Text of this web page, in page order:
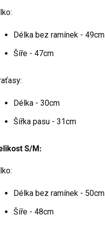
Délka bez ramínek - 49cm
Šíře - 47cm
Délka - 30cm
Šířka pasu - 31cm
S/M:
Délka bez ramínek - 50cm
Šíře - 48cm